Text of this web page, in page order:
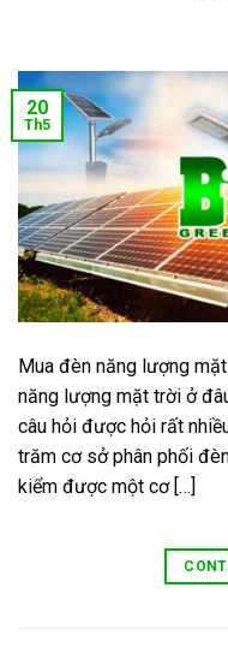
20
Th5
Mua đèn năng lượng
năng lượng mặt trời ở
câu hỏi được hỏi rất
trăm cơ sở phân phối
kiểm được một cơ […]